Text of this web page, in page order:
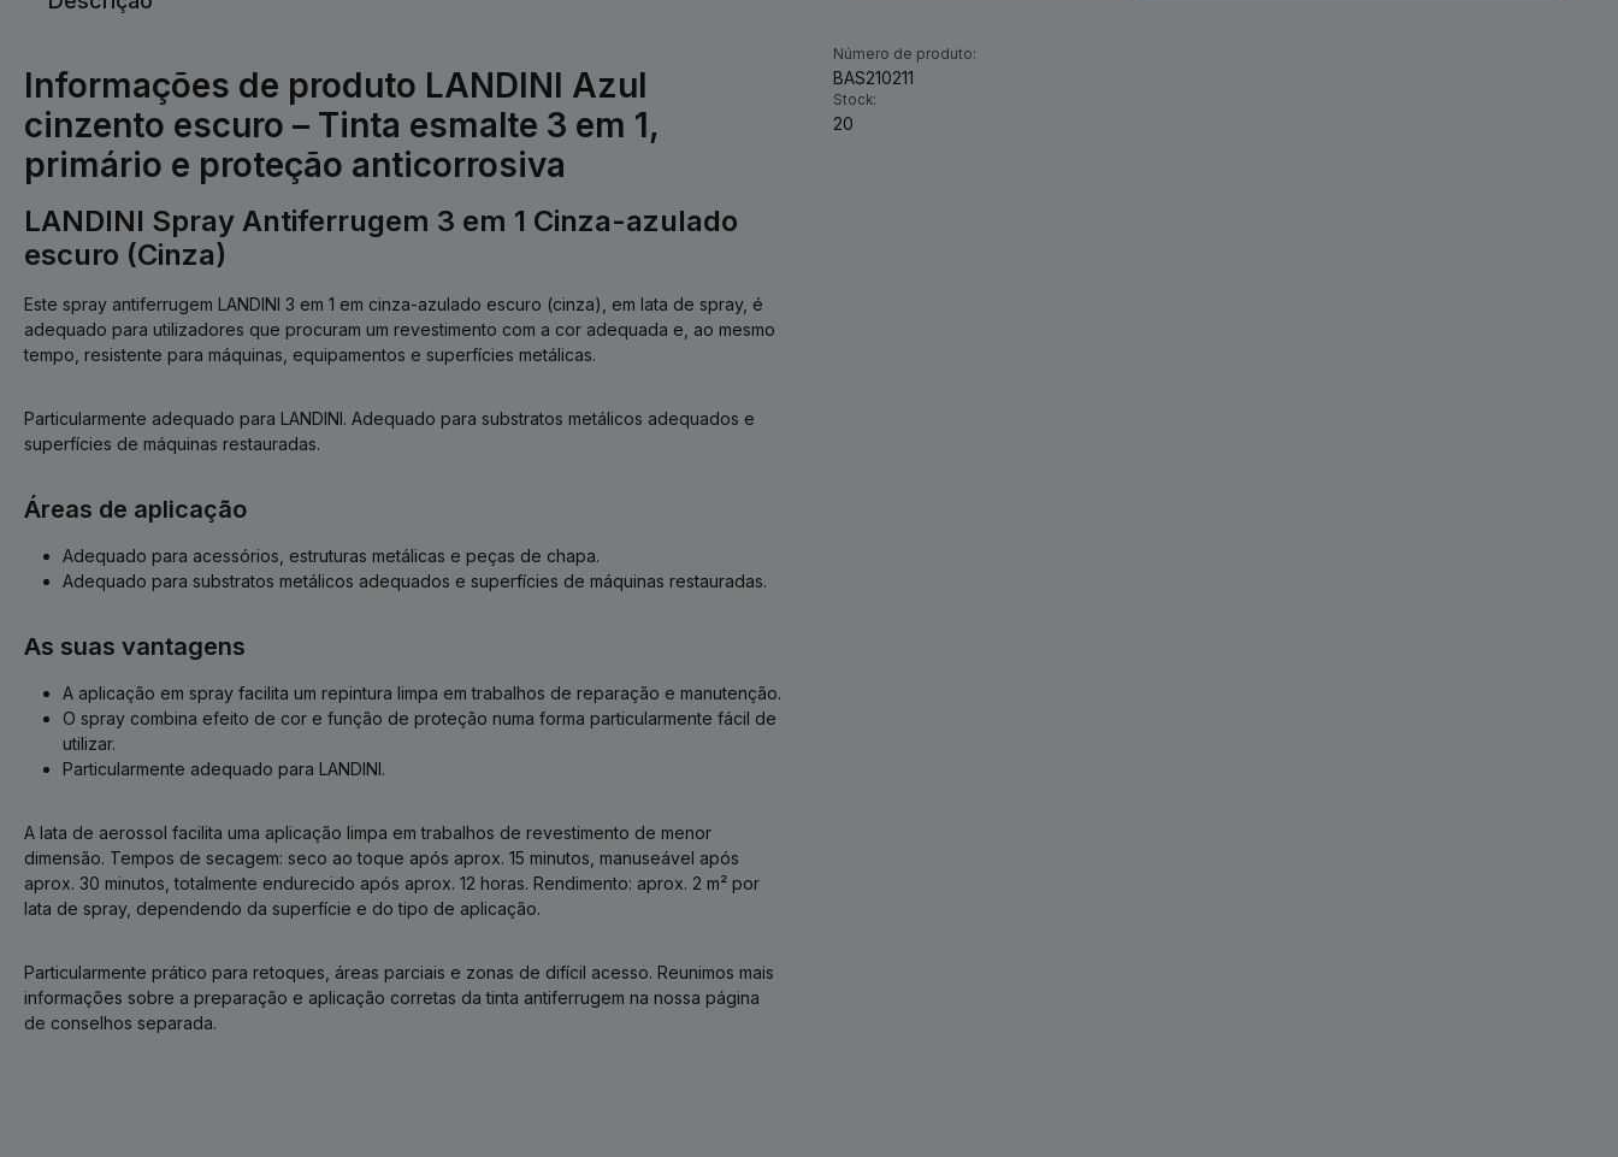
Número de produto:
BAS210211
Stock:
20
Informações de produto LANDINI Azul
cinzento escuro – Tinta esmalte 3 em 1,
primário e proteção anticorrosiva
LANDINI Spray Antiferrugem 3 em 1 Cinza-azulado
escuro (Cinza)
Este spray antiferrugem LANDINI 3 em 1 em cinza-azulado escuro (cinza), em lata de spray, é
adequado para utilizadores que procuram um revestimento com a cor adequada e, ao mesmo
tempo, resistente para máquinas, equipamentos e superfícies metálicas.
Particularmente adequado para LANDINI. Adequado para substratos metálicos adequados e
superfícies de máquinas restauradas.
Áreas de aplicação
Adequado para acessórios, estruturas metálicas e peças de chapa.
Adequado para substratos metálicos adequados e superfícies de máquinas restauradas.
As suas vantagens
A aplicação em spray facilita um repintura limpa em trabalhos de reparação e manutenção.
O spray combina efeito de cor e função de proteção numa forma particularmente fácil de
utilizar.
Particularmente adequado para LANDINI.
A lata de aerossol facilita uma aplicação limpa em trabalhos de revestimento de menor
dimensão. Tempos de secagem: seco ao toque após aprox. 15 minutos, manuseável após
aprox. 30 minutos, totalmente endurecido após aprox. 12 horas. Rendimento: aprox. 2 m² por
lata de spray, dependendo da superfície e do tipo de aplicação.
Particularmente prático para retoques, áreas parciais e zonas de difícil acesso. Reunimos mais
informações sobre a preparação e aplicação corretas da tinta antiferrugem na nossa página
de conselhos separada.